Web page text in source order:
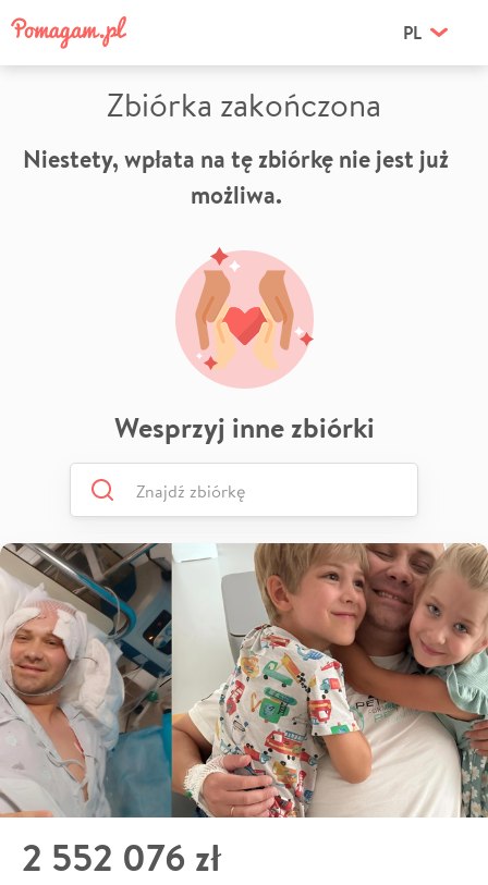
PL
Zbiórka zakończona
Niestety, wpłata na tę zbiórkę nie jest już
możliwa.
Wesprzyj inne zbiórki
2 552 076 zł